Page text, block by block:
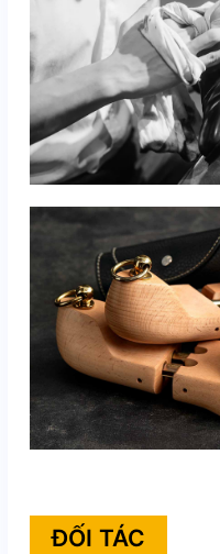
ĐỐI TÁC